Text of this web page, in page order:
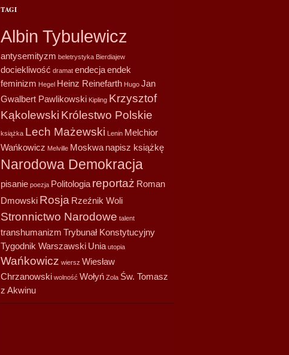
TAGI
Albin Tybulewicz
antysemityzm beletrystyka Bierdiajew
dociekliwość dramat endecjaendek
feminizm Hegel Heinz Reinefarth Hugo Jan
Gwalbert Pawlikowski Kipling Krzysztof
Kąkolewski Królestwo Polskie
książka Lech Mażewski Lenin Melchior
Wańkowicz Melville Moskwa napisz książkę
Narodowa Demokracja
pisanie poezja Politologia reportaż Roman
Dmowski Rosja Rzeźnik Woli
Stronnictwo Narodowe talent
transhumanizm Trybunał Konstytucyjny
Tygodnik Warszawski Unia utopia
Wańkowicz wiersz Wiesław
Chrzanowski wolność Wołyń Zola Św. Tomasz
z Akwinu